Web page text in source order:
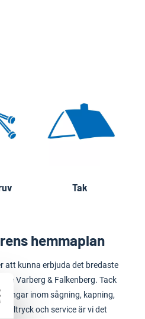
Tak
hemmaplan
att kunna erbjuda det bredaste
Varberg & Falkenberg. Tack
inom sågning, kapning,
och service är vi det